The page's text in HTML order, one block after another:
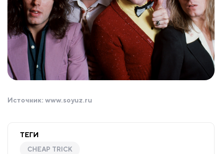
Источник: www.soyuz.ru
ТЕГИ
CHEAP TRICK